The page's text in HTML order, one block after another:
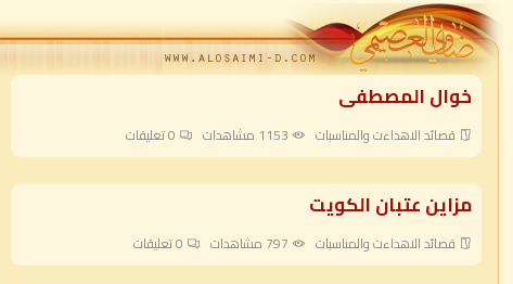
خوال المصطفى
قصائد الاهداءت والمناسبات 1153 مشاهدات تعليقات
مزاين عتبان الكويت
قصائد الاهداءت والمناسبات 797 مشاهدات تعليقات